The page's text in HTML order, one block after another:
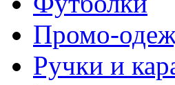
Промо-
Ручки и